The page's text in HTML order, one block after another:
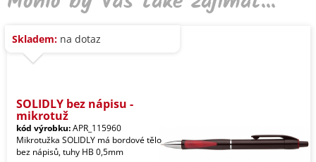
Skladem: na dotaz
SOLIDLY bez nápisu -
mikrotuž
kód výrobku:APR_115960
Mikrotužka SOLIDLY má bordové tělo
bez nápisů, tuhy HB 0,5mm